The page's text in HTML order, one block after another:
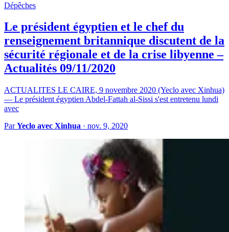
Dépêches
Le président égyptien et le chef du
renseignement britannique discutent de la
sécurité régionale et de la crise libyenne –
Actualités 09/11/2020
ACTUALITES LE CAIRE, 9 novembre 2020 (Yeclo avec Xinhua)
— Le président égyptien Abdel-Fattah al-Sissi s'est entretenu lundi
avec
ParYeclo avec Xinhua · nov. 9, 2020